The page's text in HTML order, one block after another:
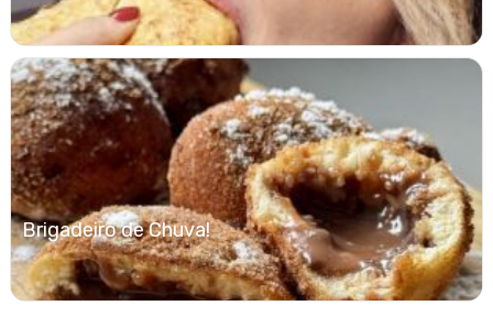
Brigadeiro de Chuva!